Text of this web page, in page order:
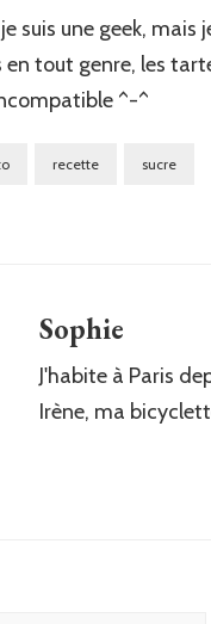
suis une geek,
en tout genre, les
^-^
recette sucre
Sophie
J'habite à Paris
Irène, ma